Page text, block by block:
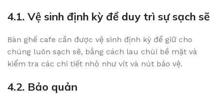
4.1. Vệ sinh định kỳ để duy trì sự sạch sẽ
Bàn ghế cafe cần được vệ sinh định kỳ để giữ cho
chúng luôn sạch sẽ, bằng cách lau chùi bề mặt và
kiểm tra các chi tiết nhỏ như vít và nút bảo vệ.
4.2. Bảo quản